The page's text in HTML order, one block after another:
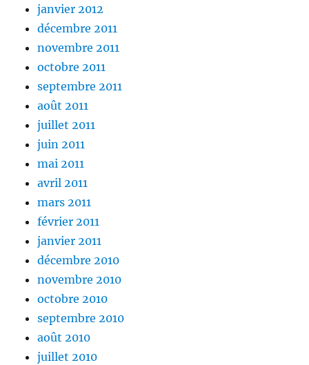
janvier 2012
décembre 2011
novembre 2011
octobre 2011
septembre 2011
août 2011
juillet 2011
juin 2011
mai 2011
avril 2011
mars 2011
février 2011
janvier 2011
décembre 2010
novembre 2010
octobre 2010
septembre 2010
août 2010
juillet 2010